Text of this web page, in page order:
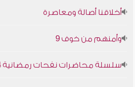
أخلاقنا أصالة ومعاصرة
وأمنهم من خوف 9
سلسلة محاضرات نفحات رمضانية 1444هـ